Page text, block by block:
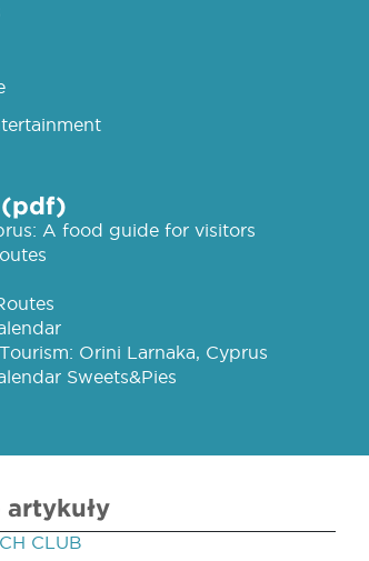
(pdf)
A food guide for visitors
Orini Larnaka, Cyprus
Sweets&Pies
artykuły
CLUB